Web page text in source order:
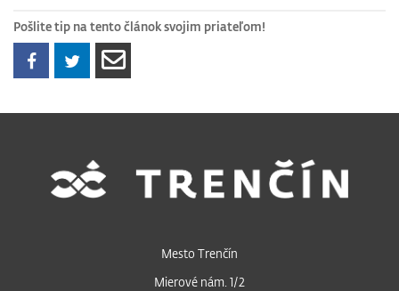
Pošlite tip na tento článok svojim priateľom!
Mesto Trenčín
Mierové nám. 1/2